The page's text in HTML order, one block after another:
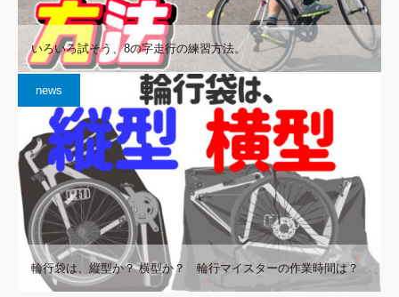
いろいろ試そう、8の字走行の練習方法。
news
輪行袋は、縦型か？ 横型か？ 輪行マイスターの作業時間は？